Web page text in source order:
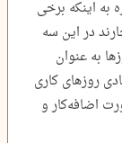
به اینکه برخی
در این سه
به عنوان
روزهای کاری
اضافه‌کار و